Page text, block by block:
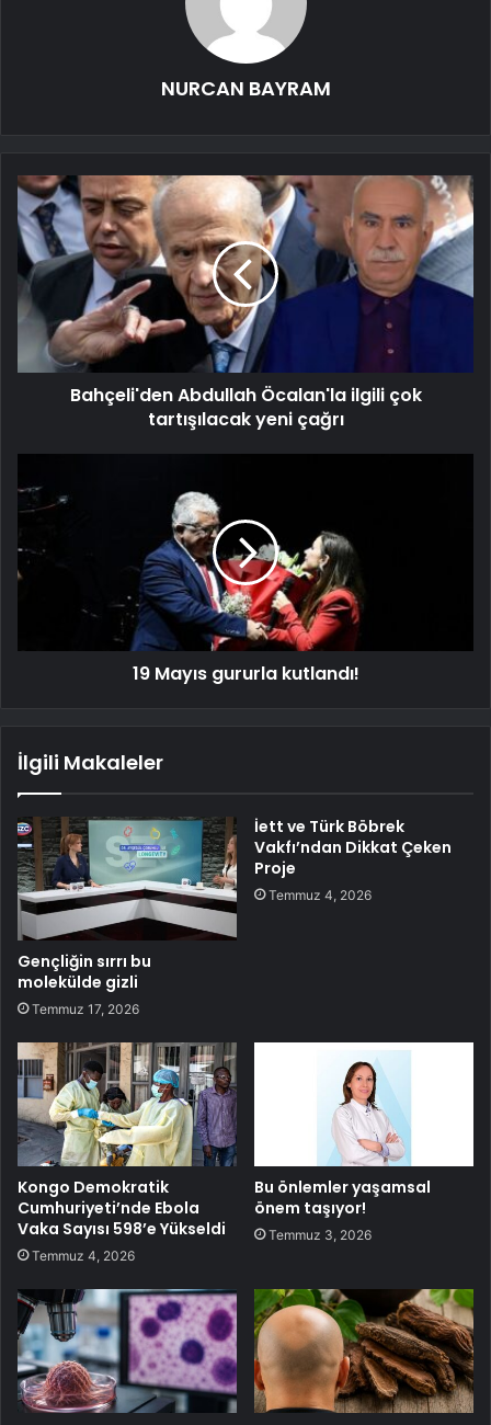
NURCAN BAYRAM
Bahçeli'den Abdullah Öcalan'la ilgili çok
tartışılacak yeni çağrı
19 Mayıs gururla kutlandı!
İlgili Makaleler
Gençliğin sırrı bu
molekülde gizli
Temmuz 17, 2026
İett ve Türk Böbrek
Vakfı’ndan Dikkat Çeken
Proje
Temmuz 4, 2026
Kongo Demokratik
Cumhuriyeti’nde Ebola
Vaka Sayısı 598’e Yükseldi
Temmuz 4, 2026
Bu önlemler yaşamsal
önem taşıyor!
Temmuz 3, 2026